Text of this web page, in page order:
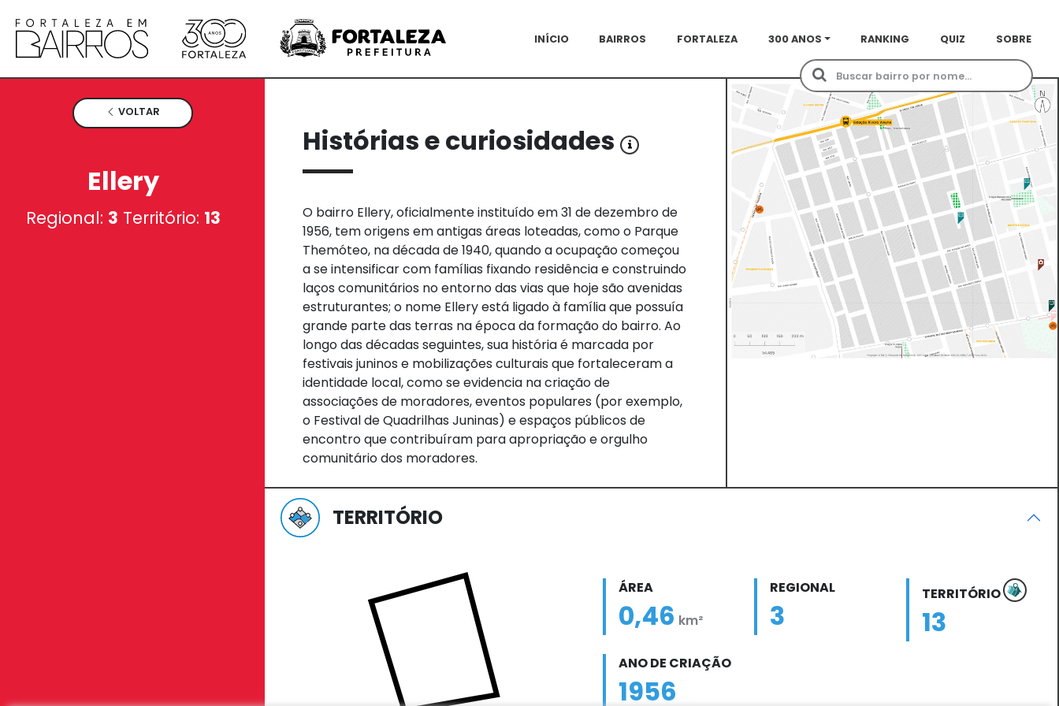
INÍCIO BAIRROS FORTALEZA 300 ANOS RANKING QUIZ SOBRE
VOLTAR
Ellery
Regional: 3 Território: 13
Histórias e curiosidades
O bairro Ellery, oficialmente instituído em 31 de dezembro de
1956, tem origens em antigas áreas loteadas, como o Parque
Themóteo, na década de 1940, quando a ocupação começou
a se intensificar com famílias fixando residência e construindo
laços comunitários no entorno das vias que hoje são avenidas
estruturantes; o nome Ellery está ligado à família que possuía
grande parte das terras na época da formação do bairro. Ao
longo das décadas seguintes, sua história é marcada por
festivais juninos e mobilizações culturais que fortaleceram a
identidade local, como se evidencia na criação de
associações de moradores, eventos populares (por exemplo,
o Festival de Quadrilhas Juninas) e espaços públicos de
encontro que contribuíram para apropriação e orgulho
comunitário dos moradores.
TERRITÓRIO
ÁREA
0,46 km²
REGIONAL
3
TERRITÓRIO
13
ANO DE CRIAÇÃO
1956